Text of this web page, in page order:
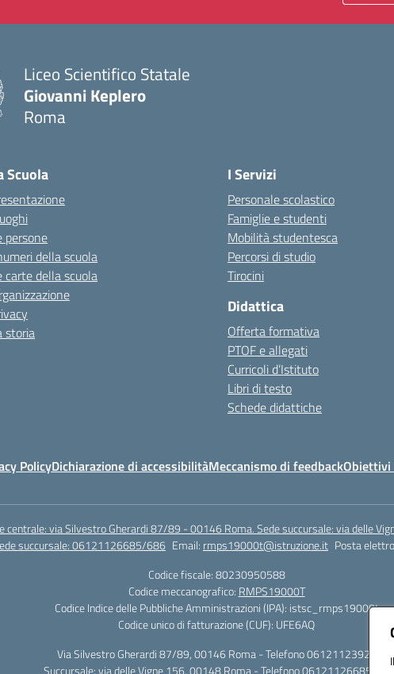
Liceo Scientifico Statale
Giovanni Keplero
Roma
Scuola
persone
della scuola
carte della scuola
storia
I Servizi
Personale scolastico
Famiglie e studenti
Mobilità studentesca
Percorsi di studio
Tirocini
Didattica
Offerta formativa
PTOF e allegati
Curricoli d’Istituto
Libri di testo
Schede didattiche
PolicyDichiarazione di accessibilitàMeccanismo di feedbackObiettivi
centrale: via Silvestro Gherardi 87/89 - 00146 Roma. Sede succursale: via delle
succursale: 06121126685/686 Email: rmps19000t@istruzione.it Posta
Codice fiscale: 80230950588
Codice meccanografico: RMPS19000T
Codice Indice delle Pubbliche Amministrazioni (IPA): istsc_rmps19000t
Codice unico di fatturazione (CUF): UFE6AQ
Via Silvestro Gherardi 87/89, 00146 Roma - Telefono 06121123925
Succursale: via delle Vigne 156, 00148 Roma - Telefono 06121126685/86